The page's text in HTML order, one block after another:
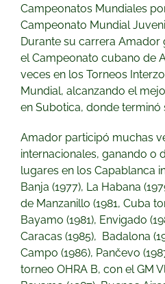
Campeonatos Mundiales
Campeonato Mundial
Durante su carrera Amador
el Campeonato cubano de
veces en los Torneos
Mundial, alcanzando el
en Subotica, donde terminó
Amador participó muchas
internacionales, ganando o
lugares en los Capablanca
Banja (1977), La Habana
de Manzanillo (1981, Cuba
Bayamo (1981), Envigado
Caracas (1985), Badalona
Campo (1986), Pančevo
torneo OHRA B, con el GM